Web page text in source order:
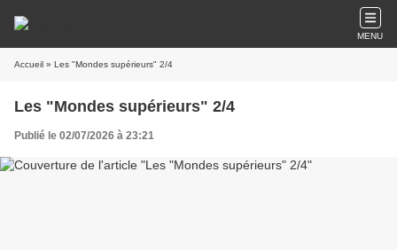
MENU
Accueil » Les "Mondes supérieurs" 2/4
Les "Mondes supérieurs" 2/4
Publié le 02/07/2026 à 23:21